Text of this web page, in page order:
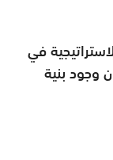
في
وجود بنية